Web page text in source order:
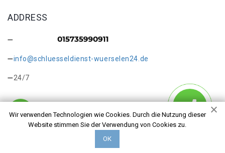
Wir verwenden Technologien wie Cookies. Durch die Nutzung dieser
Website stimmen Sie der Verwendung von Cookies zu.
ОК
ADDRESS
info@schluesseldienst-wuerselen24.de
24/7
Copyright © 2026 Schlüsseldienst Würselen Wersch. Alle